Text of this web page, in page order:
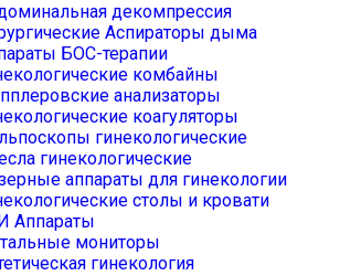
декомпрессия
Аспираторы дыма
БОС-терапии
комбайны
анализаторы
коагуляторы
гинекологические
гинекологические
аппараты для гинекологии
столы и кровати
Аппараты
мониторы
гинекология